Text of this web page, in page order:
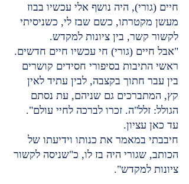
חיים (גורי), היה נושף אלי עכשיו בבוז
מעשן מקטרתו, כשם שבז לי, כשניסיתי
לקשור קשר, בין ציונות למקדש.
"אבל חיים (גורי) חי עכשיו חיים חדשים.
ראשי התיבות בסיפורי חסידים קושרים
בין עבר חתוך בקצבה, לבין עתיד לאין
קץ, המתברכים גם שניהם, עת נסתם
הגולל: זלל"ה. זכרו לברכה לחיי עולם".
עד כאן עציון.
חיבבתי במאמר את כנותו וידיעתו של
הכותב, שגורי היה בז לו, כ"שניסה לקשור
ציונות למקדש".